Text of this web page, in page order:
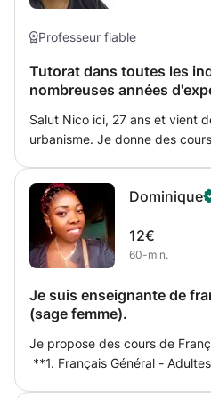
Professeur fiable
Tutorat dans toutes les
nombreuses années
Salut Nico ici, 27 ans et vient de terminer mon master en
urbanisme. Je donne des
Bien sûr, j'enseigne également
primaire, car j'ai également
régulier dans les écoles
années. Je transmets des
allemand et français.
pourrait-on se demander?
formation scientifique. Même
universitaires, je suis resté
naturelles grâce à mon
Dominique
12€
60-min.
Je suis enseignante de
(sage femme).
Je propose des cours de
**1. Français Général -